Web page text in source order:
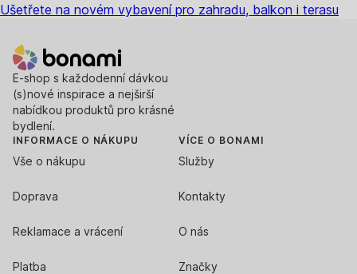
Ušetřete na novém vybavení pro zahradu, balkon i terasu
E-shop s každodenní dávkou
(s)nové inspirace a nejširší
nabídkou produktů pro krásné
bydlení.
INFORMACE O NÁKUPU
Vše o nákupu
Doprava
Reklamace a vrácení
Platba
VÍCE O BONAMI
Služby
Kontakty
O nás
Značky